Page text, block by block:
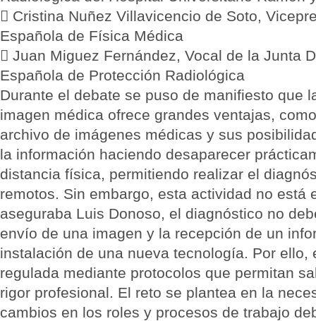
 Cristina Nuñez Villavicencio de Soto,
Española de Física Médica
 Juan Miguez Fernández, Vocal de la Junta
Española de Protección Radiológica
Durante el debate se puso de manifiesto que
imagen médica ofrece grandes ventajas,
archivo de imágenes médicas y sus
la información haciendo desaparecer
distancia física, permitiendo realizar el
remotos. Sin embargo, esta actividad no está
aseguraba Luis Donoso, el diagnóstico no
envío de una imagen y la recepción de un
instalación de una nueva tecnología. Por ello,
regulada mediante protocolos que permitan
rigor profesional. El reto se plantea en la
cambios en los roles y procesos de trabajo